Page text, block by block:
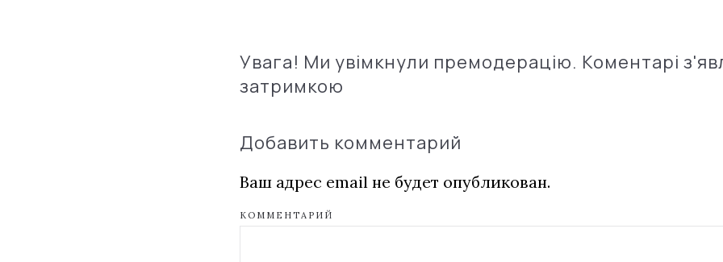
Увага! Ми увімкнули премодерацію. Коментарі
затримкою
Добавить комментарий
Ваш адрес email не будет опубликован.
КОММЕНТАРИЙ